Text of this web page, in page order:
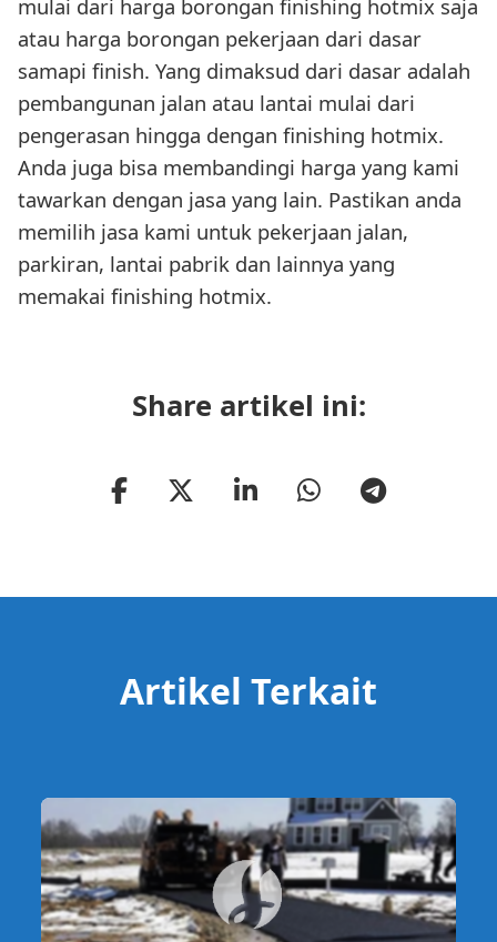
mulai dari harga borongan finishing hotmix saja
atau harga borongan pekerjaan dari dasar
samapi finish. Yang dimaksud dari dasar adalah
pembangunan jalan atau lantai mulai dari
pengerasan hingga dengan finishing hotmix.
Anda juga bisa membandingi harga yang kami
tawarkan dengan jasa yang lain. Pastikan anda
memilih jasa kami untuk pekerjaan jalan,
parkiran, lantai pabrik dan lainnya yang
memakai finishing hotmix.
Share artikel ini:
Artikel Terkait